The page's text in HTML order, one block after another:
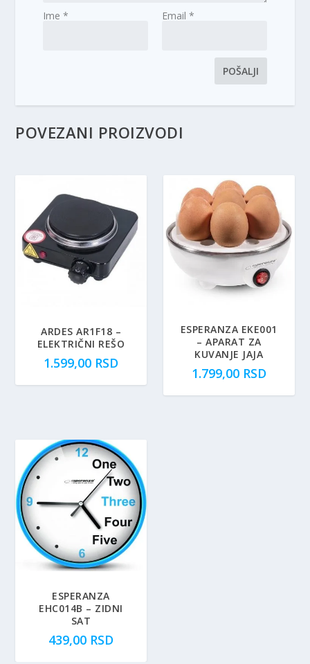
Ime* Email *
POVEZANI PROIZVODI
ARDES AR1F18 –
ELEKTRIČNI REŠO
1.599,00 RSD
ESPERANZA EKE001
– APARAT ZA
KUVANJE JAJA
1.799,00 RSD
ESPERANZA
EHC014B – ZIDNI
SAT
439,00 RSD